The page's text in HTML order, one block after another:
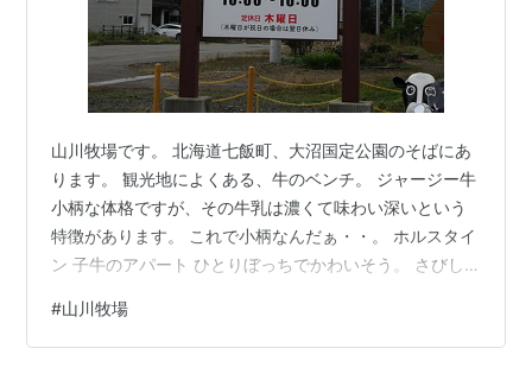
山川牧場です。 北海道七飯町、大沼国定公園のそばにあ
ります。 観光地によくある、牛のベンチ。 ジャージー牛
小柄な体格ですが、その牛乳は濃くて味わい深いという
特徴があります。 これで小柄なんだぁ・・。 ホルスタイ
ン 子牛のアパート ひとりぼっちでかわいそう。 さびし
ます。 こちらの建物では、お肉もお買い求めできます。
おやつもあります。 牛乳サブレ等・・ さて、食券を買っ
#山川牧場